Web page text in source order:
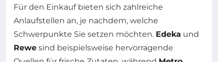
Für den Einkauf bieten sich zahlreiche
Anlaufstellen an, je nachdem, welche
Schwerpunkte Sie setzen möchten. Edeka und
Rewe sind beispielsweise hervorragende